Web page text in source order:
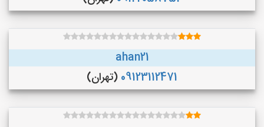
ahan21
09123112471 (تهران)